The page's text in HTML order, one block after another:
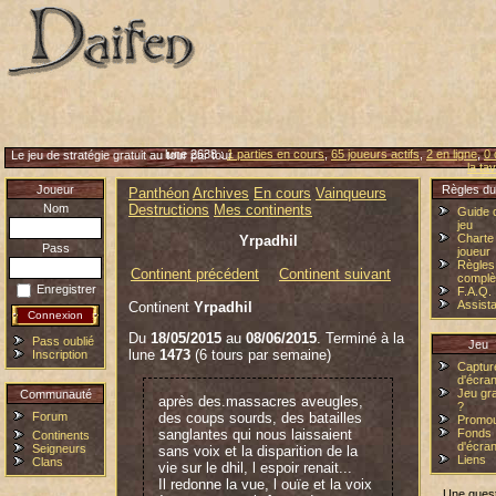
Le jeu de stratégie gratuit au tour par tour
lune 2638 :1 parties en cours,65 joueurs actifs,2 en ligne,0
la
Joueur
Nom
Enregistrer
Pass oublié
Inscription
Communauté
Forum
Continents
Seigneurs
Clans
Panthéon Archives En cours Vainqueurs
Destructions Mes continents
Yrpadhil
Continent précédent
Continent suivant
Continent Yrpadhil
Du 18/05/2015 au 08/06/2015. Terminé à la
lune 1473 (6 tours par semaine)
après des.massacres aveugles,
des coups sourds, des batailles
sanglantes qui nous laissaient
sans voix et la disparition de la
vie sur le dhil, l espoir renait...
Il redonne la vue, l ouïe et la voix
Règles
Guide
jeu
Charte
joueur
Règles
F.A.Q.
Jeu
d'écran
Jeu
?
Fonds
d'écran
Liens